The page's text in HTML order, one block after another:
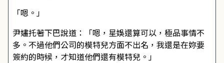
「嗯。」
尹嫿托著下巴說道：「嗯，星娛還算可以，極品事情不
多。不過他們公司的模特兒方面不出名，我還是在妳要
簽約的時候，才知道他們還有模特兒。」